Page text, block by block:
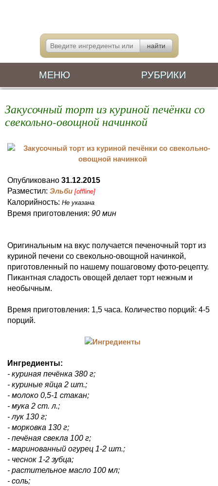
МЕНЮ РУБРИКИ
Закусочный торт из куриной печёнки со
свекольно-овощной начинкой
Опубликовано 31.12.2015
Разместил: Эльби [offline]
Калорийность: Не указана
Время приготовления: 90 мин
Оригинальным на вкус получается печеночный торт из
куриной печени со свекольно-овощной начинкой,
приготовленный по нашему пошаговому фото-рецепту.
Пикантная сладость овощей делает торт нежным и
необычным.
Время приготовления: 1,5 часа. Количество порций: 4-5
порций.
Ингредиенты:
- куриная печёнка 380 г;
- куриные яйца 2 шт.;
- молоко 0,5-1 стакан;
- мука 2 ст. л.;
- лук 130 г;
- морковка 130 г;
- печёная свекла 100 г;
- маринованный огурец 1-2 шт.;
- чеснок 1-2 зубца;
- растительное масло 100 мл;
- соль;